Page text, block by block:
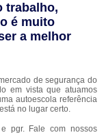
trabalho,
é muito
a melhor
de segurança do
em vista que atuamos
autoescola referência
no lugar certo.
pgr. Fale com nossos